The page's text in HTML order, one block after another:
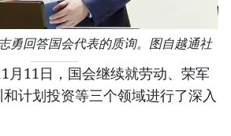
勇回答国会代表的质询。图自越通社
11日，国会继续就劳动、荣军
计划投资等三个领域进行了深入